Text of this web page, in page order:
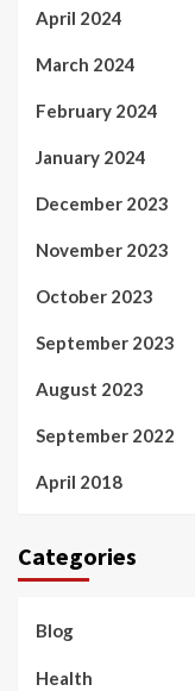
April 2024
March 2024
February 2024
January 2024
December 2023
November 2023
October 2023
September 2023
August 2023
September 2022
April 2018
Categories
Blog
Health